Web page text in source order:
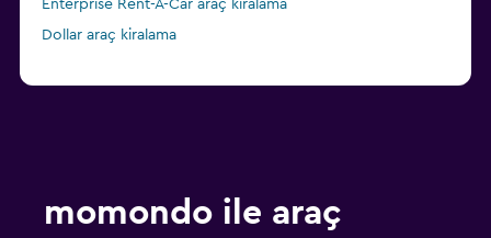
Enterprise Rent-A-Car araç kiralama
Dollar araç kiralama
momondo ile araç